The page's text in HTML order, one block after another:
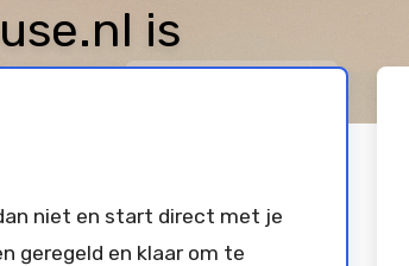
is
bij
niet en start direct met je
geregeld en klaar om te